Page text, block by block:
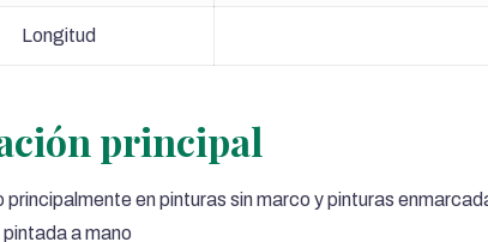
Longitud
principal
principalmente en pinturas sin marco y pinturas
a mano